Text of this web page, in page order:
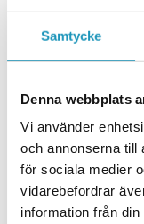
Samtycke
Denna webbplats
Vi använder
och annonserna till
för sociala medier
vidarebefordrar
information från
+
BUTIKSLAGER 0
Lägsta pris de
Leverans- &
Spara produkt
Frågor om